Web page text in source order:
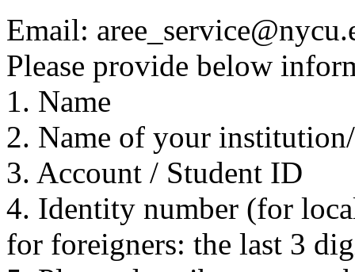
Email:
Please provide below
1. Name
2. Name of your
3. Account / Student ID
4. Identity number (for
for foreigners: the last 3